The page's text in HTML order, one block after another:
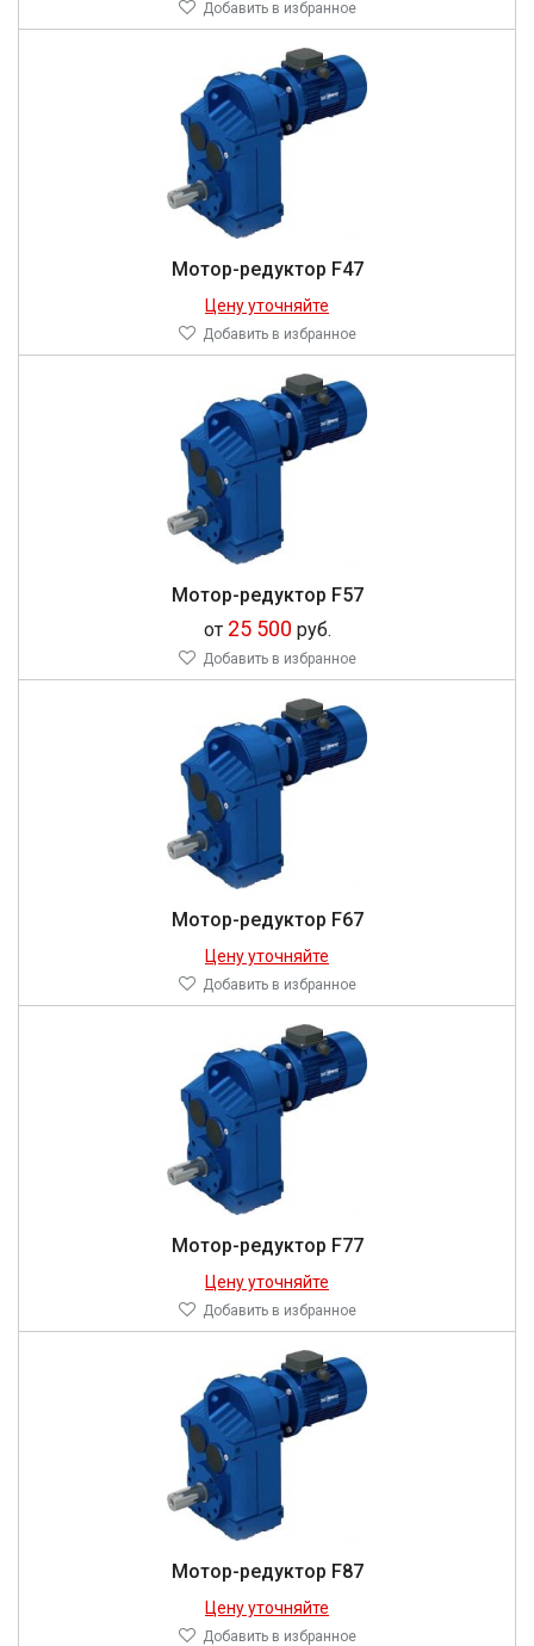
Добавить в избранное
Мотор-редуктор F47
Цену уточняйте
Добавить в избранное
Мотор-редуктор F57
от 25 500 руб.
Добавить в избранное
Мотор-редуктор F67
Цену уточняйте
Добавить в избранное
Мотор-редуктор F77
Цену уточняйте
Добавить в избранное
Мотор-редуктор F87
Цену уточняйте
Добавить в избранное